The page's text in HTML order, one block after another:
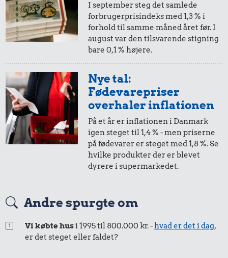
5,-
i 1998
= 8,-
i 2025
2,-
i 1998 i 2025
1,-
i 1998
= 2,-
i 2025
i 1998
I september steg det samlede
forbrugerprisindeks med 1,3 % i
forhold til samme måned året før. I
august var den tilsvarende stigning
bare 0,1 % højere.
Nye tal:
Fødevarepriser
overhaler inflationen
På et år er inflationen i Danmark
igen steget til 1,4 % - men priserne
på fødevarer er steget med 1,8 %. Se
hvilke produkter der er blevet
dyrere i supermarkedet.
Andre spurgte om
Vi købte husi 1995 til 800.000 kr. -hvad er det i dag,
er det steget eller faldet?